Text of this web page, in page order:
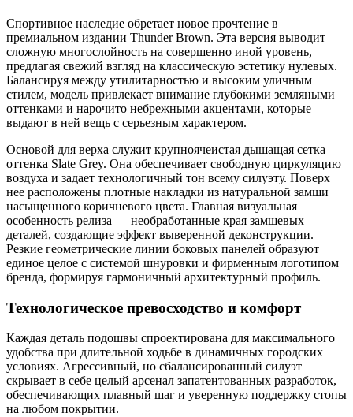
Спортивное наследие обретает новое прочтение в
премиальном издании Thunder Brown. Эта версия выводит
сложную многослойность на совершенно иной уровень,
предлагая свежий взгляд на классическую эстетику нулевых.
Балансируя между утилитарностью и высоким уличным
стилем, модель привлекает внимание глубокими земляными
оттенками и нарочито небрежными акцентами, которые
выдают в ней вещь с серьезным характером.
Основой для верха служит крупноячеистая дышащая сетка
оттенка Slate Grey. Она обеспечивает свободную циркуляцию
воздуха и задает технологичный тон всему силуэту. Поверх
нее расположены плотные накладки из натуральной замши
насыщенного коричневого цвета. Главная визуальная
особенность релиза — необработанные края замшевых
деталей, создающие эффект выверенной деконструкции.
Резкие геометрические линии боковых панелей образуют
единое целое с системой шнуровки и фирменным логотипом
бренда, формируя гармоничный архитектурный профиль.
Технологическое превосходство и комфорт
Каждая деталь подошвы спроектирована для максимального
удобства при длительной ходьбе в динамичных городских
условиях. Агрессивный, но сбалансированный силуэт
скрывает в себе целый арсенал запатентованных разработок,
обеспечивающих плавный шаг и уверенную поддержку стопы
на любом покрытии.